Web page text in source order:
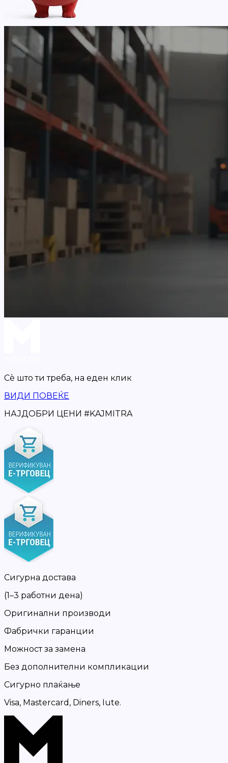
Сè што ти треба, на еден клик
ВИДИ ПОВЕЌЕ
НАЈДОБРИ ЦЕНИ #KAJMITRA
Сигурна достава
(1–3 работни дена)
Оригинални производи
Фабрички гаранции
Можност за замена
Без дополнителни компликации
Сигурно плаќање
Visa, Mastercard, Diners, Iute.